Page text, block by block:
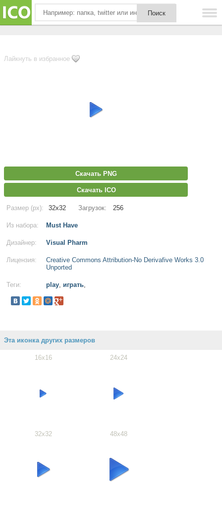
Лайкнуть в избранное
Скачать PNG
Скачать ICO
Размер (px): 32x32 Загрузок: 256
Из набора: Must Have
Дизайнер: Visual Pharm
Лицензия:
Creative Commons Attribution-No Derivafive Works 3.0
Unported
Теги: play, играть,
Эта иконка других размеров
16x16 24x24
32x32 48x48